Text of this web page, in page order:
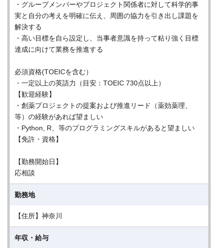
・グループメンバーやプロジェクト関係者に対して科学的事
実と自分の考えを明確に伝え、周囲の協力を引き出し課題を
解決する
・高い目標を自ら設定し、当事者意識を持って粘り強く目標
達成に向けて業務を推進する
必須資格(TOEICを含む）
・一定以上の英語力（目安：TOEIC 730点以上）
【歓迎経験】
・創薬プロジェクトの提案および推進リード（薬効薬理、
等）の経験があれば望ましい
・Python, R、等のプログラミングスキルがあると望ましい
【免許・資格】
【勤務開始日】
応相談
勤務地
【住所】神奈川
年収・給与